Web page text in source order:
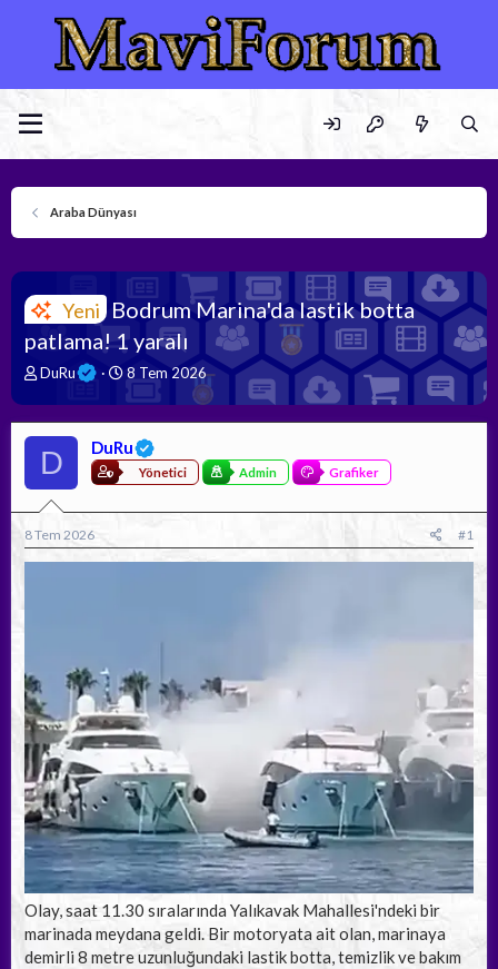
Araba Dünyası
Yeni Bodrum Marina'da lastik botta
patlama! 1 yaralı
K
n
u
y
u
b
a
ş
DuRu
B
a
ş
a
g
ı
t
8 Tem 2026
D DuRu
Yönetici Admin Grafiker
8 Tem 2026 #1
Olay, saat 11.30 sıralarında Yalıkavak Mahallesi'ndeki bir
marinada meydana geldi. Bir motoryata ait olan, marinaya
demirli 8 metre uzunluğundaki lastik botta, temizlik ve bakım